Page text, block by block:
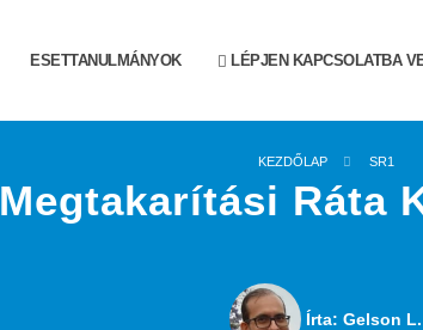
ESETTANULMÁNYOK LÉPJEN KAPCSOLATBA
KEZDŐLAP SR1
Megtakarítási Ráta
Írta: Gelson L.